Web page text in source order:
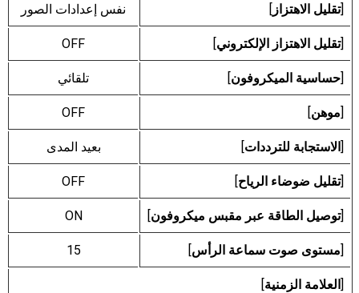
[تقليل الاهتزاز ] نفس إعدادات الصور
[تقليل الاهتزاز الإلكتروني]
OFF
[حساسية الميكروفون] تلقائي
[موهن]
OFF
[الاستجابة للترددات] بعيد المدى
[تقليل ضوضاء الرياح]
OFF
[توصيل الطاقة عبر مقبس ميكروفون]
ON
[مستوى صوت سماعة الرأس]
15
[العلامة الزمنية]